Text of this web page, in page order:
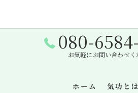
080-
お気軽にお問い合わせく
ホーム 気功と